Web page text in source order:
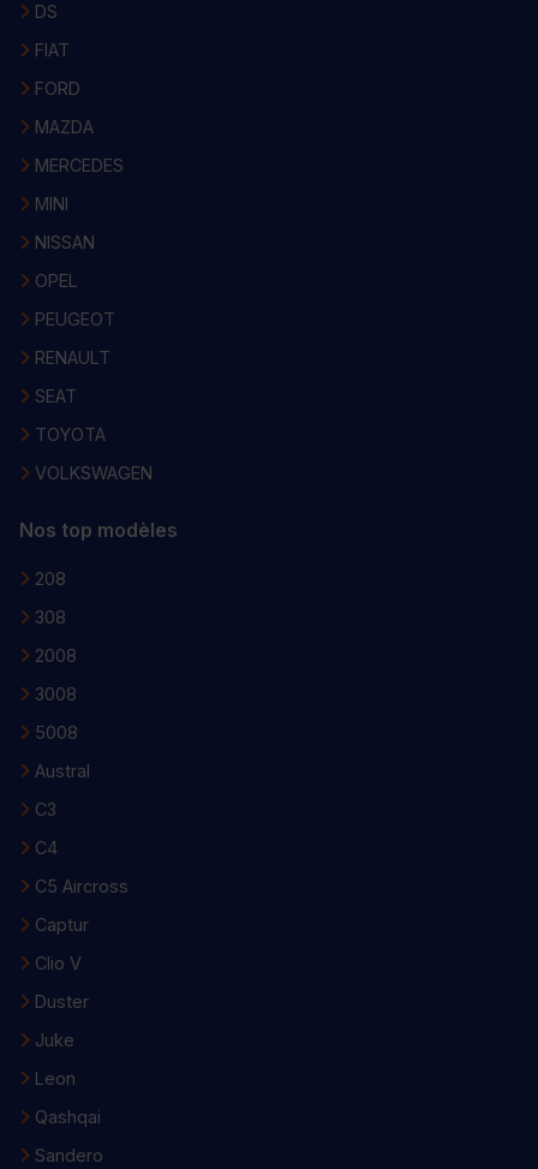
DS
FIAT
FORD
MAZDA
MERCEDES
MINI
NISSAN
OPEL
PEUGEOT
RENAULT
SEAT
TOYOTA
VOLKSWAGEN
Nos top modèles
208
308
2008
3008
5008
Austral
C3
C4
C5 Aircross
Captur
Clio V
Duster
Juke
Leon
Qashqai
Sandero